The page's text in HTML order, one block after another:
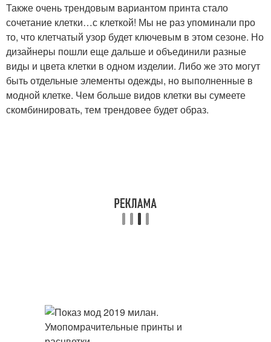
Также очень трендовым вариантом принта стало
сочетание клетки…с клеткой! Мы не раз упоминали про
то, что клетчатый узор будет ключевым в этом сезоне. Но
дизайнеры пошли еще дальше и объединили разные
виды и цвета клетки в одном изделии. Либо же это могут
быть отдельные элементы одежды, но выполненные в
модной клетке. Чем больше видов клетки вы сумеете
скомбинировать, тем трендовее будет образ.